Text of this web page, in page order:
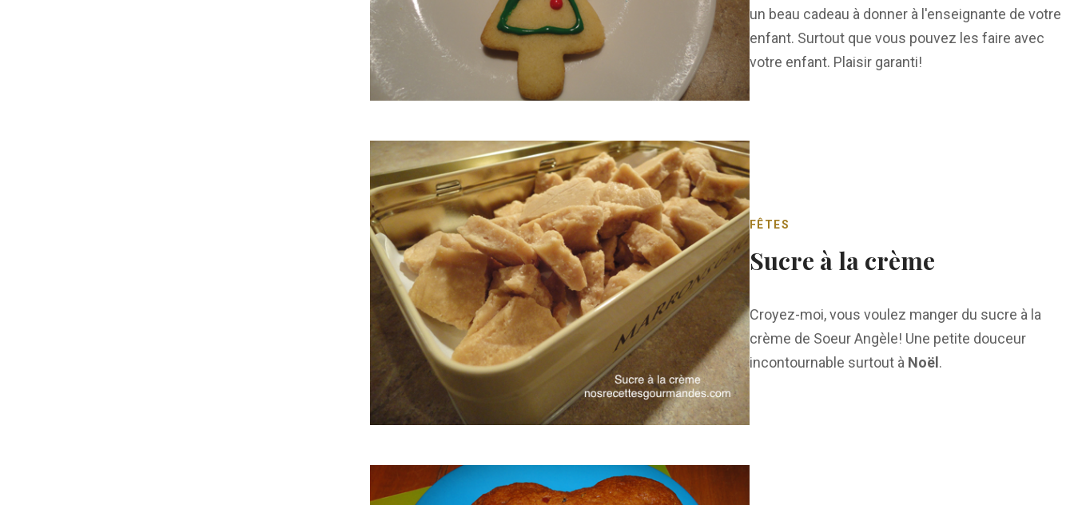
un beau cadeau à donner à l'enseignante de votre
enfant. Surtout que vous pouvez les faire avec
votre enfant. Plaisir garanti!
FÊTES
Sucre à la crème
Croyez-moi, vous voulez manger du sucre à la
crème de Soeur Angèle! Une petite douceur
incontournable surtout à Noël .